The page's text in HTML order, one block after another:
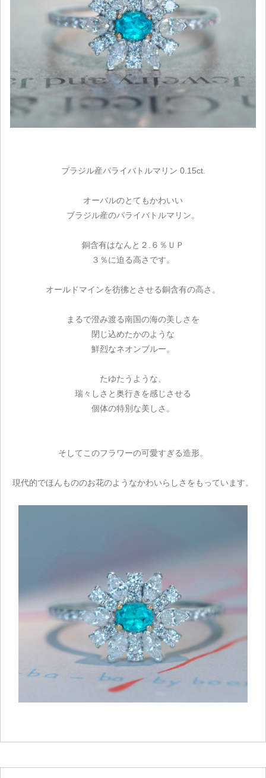
ブラジル産パライバトルマリン 0.15ct.
オーバルのとてもかわいい
ブラジル産のパライバトルマリン。
銅含有はなんと２.６％ＵＰ
３％に迫る高さです。
オールドマインを彷彿とさせる銅含有の高さ。
まるで澄み渡る南国の海の美しさを
閉じ込めたかのような
鮮烈なネオンブルー。
たゆたうような、
瑞々しさと奥行きを感じさせる
個体の特別な美しさ。
そしてこのフラワーの可愛すぎる造形。
現代的でほんもののお花のようなかわいらしさをもっています。